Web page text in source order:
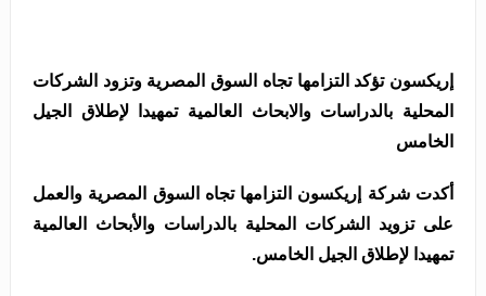
إريكسون تؤكد التزامها تجاه السوق المصرية وتزود الشركات
المحلية بالدراسات والابحاث العالمية تمهيدا لإطلاق الجيل
الخامس
أكدت شركة إريكسون التزامها تجاه السوق المصرية والعمل
على تزويد الشركات المحلية بالدراسات والأبحاث العالمية
تمهيدا لإطلاق الجيل الخامس.